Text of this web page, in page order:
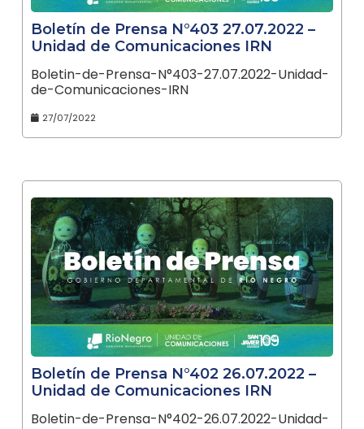
Boletín de Prensa N°403 27.07.2022 –
Unidad de Comunicaciones IRN
Boletin-de-Prensa-N°403-27.07.2022-Unidad-
de-Comunicaciones-IRN
27/07/2022
Boletín de Prensa N°402 26.07.2022 –
Unidad de Comunicaciones IRN
Boletin-de-Prensa-N°402-26.07.2022-Unidad-